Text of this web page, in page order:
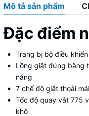
Mô tả sản phẩm
Đặc điểm
Trang bị bộ điều
Lồng giặt đứng bằng
năng
7 chế độ giặt thoải
Tốc độ quay vắt 775
khô